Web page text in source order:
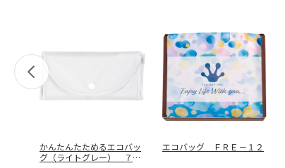
かんたんたためるエコバッ
グ（ライトグレー） ７３
エコバッグ ＦＲＥ－１２